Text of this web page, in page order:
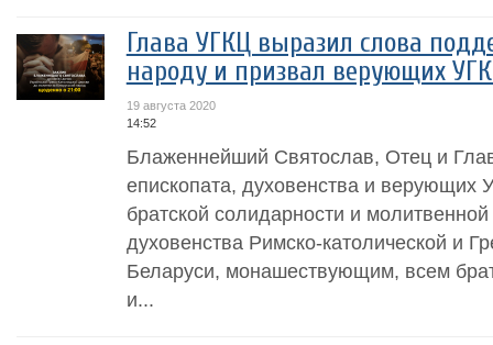
Глава УГКЦ выразил слова
народу и призвал верующих
19 августа 2020
14:52
Блаженнейший Святослав, Отец и
епископата, духовенства и верующих
братской солидарности и
духовенства Римско-католической и
Беларуси, монашествующим, всем
и...